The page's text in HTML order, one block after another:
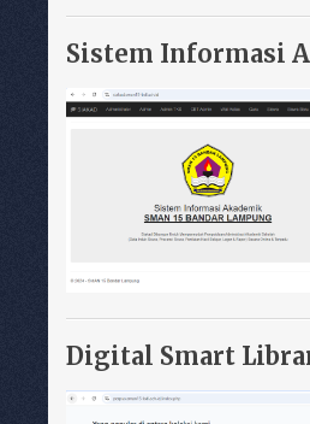
Sistem Informasi
Digital Smart